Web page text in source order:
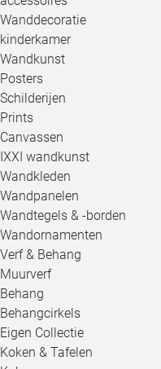
Wanddecoratie
kinderkamer
Wandkunst
Posters
Schilderijen
Prints
Canvassen
IXXI wandkunst
Wandkleden
Wandpanelen
Wandtegels & -borden
Wandornamenten
Verf & Behang
Muurverf
Behang
Behangcirkels
Eigen Collectie
Koken & Tafelen